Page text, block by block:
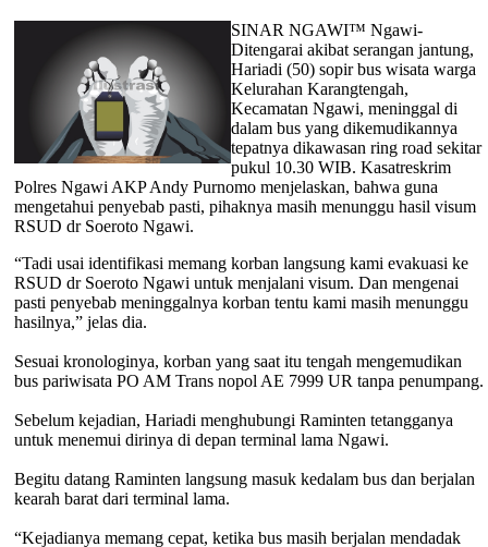
SINAR NGAWI™ Ngawi-
Ditengarai akibat serangan jantung,
Hariadi (50) sopir bus wisata warga
Kelurahan Karangtengah,
Kecamatan Ngawi, meninggal di
dalam bus yang dikemudikannya
tepatnya dikawasan ring road sekitar
pukul 10.30 WIB. Kasatreskrim
Polres Ngawi AKP Andy Purnomo menjelaskan, bahwa guna
mengetahui penyebab pasti, pihaknya masih menunggu hasil visum
RSUD dr Soeroto Ngawi.
“Tadi usai identifikasi memang korban langsung kami evakuasi ke
RSUD dr Soeroto Ngawi untuk menjalani visum. Dan mengenai
pasti penyebab meninggalnya korban tentu kami masih menunggu
hasilnya,” jelas dia.
Sesuai kronologinya, korban yang saat itu tengah mengemudikan
bus pariwisata PO AM Trans nopol AE 7999 UR tanpa penumpang.
Sebelum kejadian, Hariadi menghubungi Raminten tetangganya
untuk menemui dirinya di depan terminal lama Ngawi.
Begitu datang Raminten langsung masuk kedalam bus dan berjalan
kearah barat dari terminal lama.
“Kejadianya memang cepat, ketika bus masih berjalan mendadak